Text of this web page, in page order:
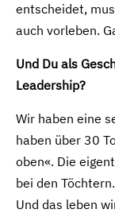
entscheidet,
auch vorleben.
Und Du als
Leadership?
Wir haben eine
haben über 30
oben«. Die
bei den
Und das leben